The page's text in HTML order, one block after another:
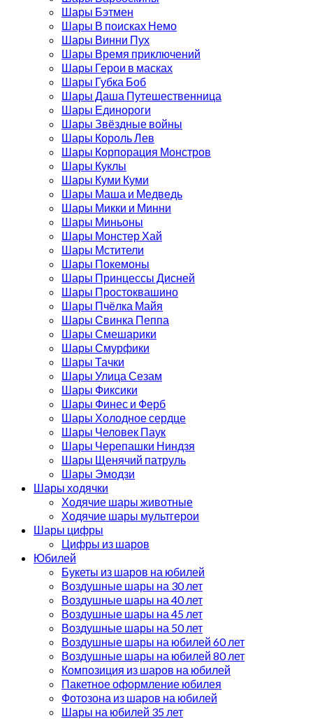
Шары Бэтмен
Шары В поисках Немо
Шары Винни Пух
Шары Время приключений
Шары Герои в масках
Шары Губка Боб
Шары Даша Путешественница
Шары Единороги
Шары Звёздные войны
Шары Король Лев
Шары Корпорация Монстров
Шары Куклы
Шары Куми Куми
Шары Маша и Медведь
Шары Микки и Минни
Шары Миньоны
Шары Монстер Хай
Шары Мстители
Шары Покемоны
Шары Принцессы Дисней
Шары Простоквашино
Шары Пчёлка Майя
Шары Свинка Пеппа
Шары Смешарики
Шары Смурфики
Шары Тачки
Шары Улица Сезам
Шары Фиксики
Шары Финес и Ферб
Шары Холодное сердце
Шары Человек Паук
Шары Черепашки Ниндзя
Шары Щенячий патруль
Шары Эмодзи
Шары ходячки
Ходячие шары животные
Ходячие шары мультгерои
Шары цифры
Цифры из шаров
Юбилей
Букеты из шаров на юбилей
Воздушные шары на 30 лет
Воздушные шары на 40 лет
Воздушные шары на 45 лет
Воздушные шары на 50 лет
Воздушные шары на юбилей 60 лет
Воздушные шары на юбилей 80 лет
Композиция из шаров на юбилей
Пакетное оформление юбилея
Фотозона из шаров на юбилей
Шары на юбилей 35 лет